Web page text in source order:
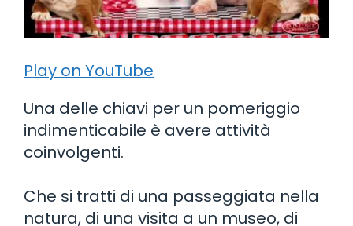
Play on YouTube
Una delle chiavi per un pomeriggio
indimenticabile è avere attività
coinvolgenti.
Che si tratti di una passeggiata nella
natura, di una visita a un museo, di